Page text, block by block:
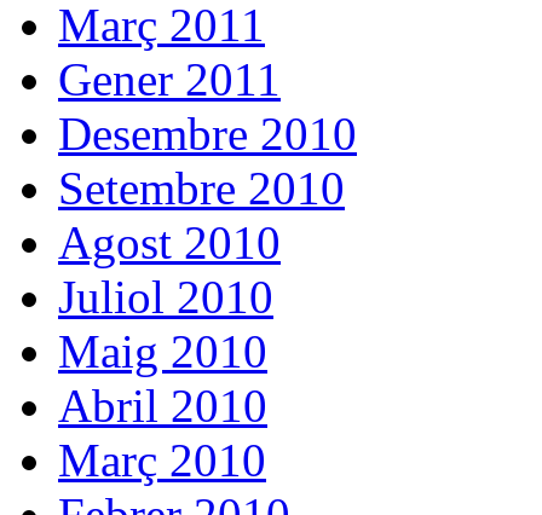
Març 2011
Gener 2011
Desembre 2010
Setembre 2010
Agost 2010
Juliol 2010
Maig 2010
Abril 2010
Març 2010